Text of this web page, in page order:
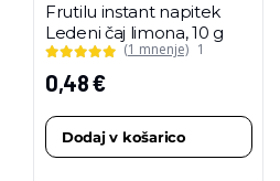
Frutilu instant napitek
Ledeni čaj limona, 10 g
(1 mnenje) 1
0,48€
Dodaj v košarico